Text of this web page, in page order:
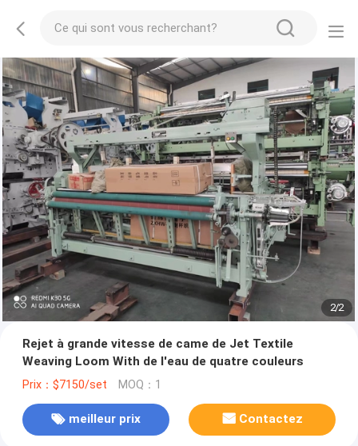
2/2
Rejet à grande vitesse de came de Jet Textile
Weaving Loom With de l'eau de quatre couleurs
Prix：$7150/set MOQ：1
meilleur prix Contactez